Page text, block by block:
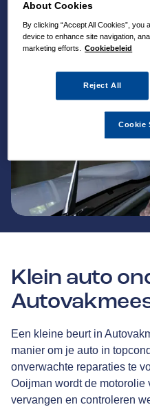
Klein auto
Een kleine beurt in
manier om je auto in
onverwachte reparaties te
Ooijman wordt de motorolie
vervangen en controleren
About Cookies
By clicking “Accept All Cookies”,
device to enhance site navigation,
marketing efforts. Cookiebeleid
Reject All
Cookie